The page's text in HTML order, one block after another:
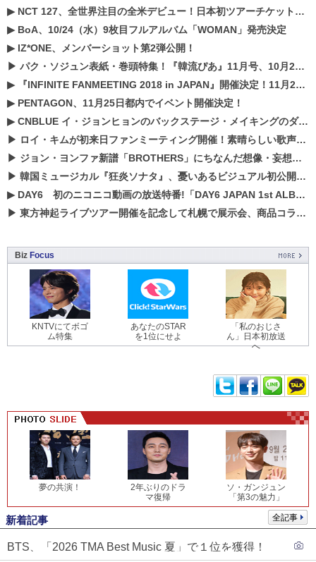
▶ NCT 127、全世界注目の全米デビュー！日本初ツアーチケットが早くもプレミア化！？
▶ BoA、10/24（水）9枚目フルアルバム「WOMAN」発売決定
▶ IZ*ONE、メンバーショット第2弾公開！
▶ パク・ソジュン表紙・巻頭特集！『韓流ぴあ』11月号、10月22日（月）発売！
▶
『INFINITE FANMEETING 2018 in JAPAN』開催決定！11月21、22日にパシフィコ横浜にて実施
▶ PENTAGON、11月25日都内でイベント開催決定！
▶CNBLUE イ・ジョンヒョンのバックステージ・メイキングのダイジェスト映像が公開！
▶ ロイ・キムが初来日ファンミーティング開催！素晴らしい歌声に癒される贅沢な時間
▶ ジョン・ヨンファ新譜「BROTHERS」にちなんだ想像・妄想企画がスタート！
▶ 韓国ミュージカル『狂炎ソナタ』、憂いある​ビジュアル初公開!! 主役リョウク、SHIN、KENらのコメントが到着！
▶ DAY6 初のニコニコ動画の放送特番!「DAY6 JAPAN 1st ALBUM「UNLOCK」発売記念 ライブ@ニコ生」を配信決定!
▶ 東方神起ライブツアー開催を記念して札幌で展示会、商品コラボが実現！！
Biz Focus
KNTVにてボゴ
ム特集
あなたのSTAR
を1位にせよ
「私のおじさ
ん」日本初放送
へ
夢の共演！
2年ぶりのドラ
マ復帰
ソ・ガンジュン
「第3の魅力」
全記事
新着記事
BTS、「2026 TMA Best Music 夏」で１位を獲得！